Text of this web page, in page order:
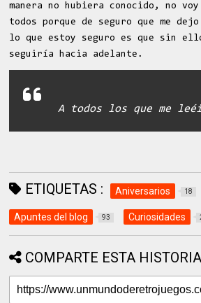
manera no hubiera conocido, no
todos porque de seguro que me
lo que estoy seguro es que sin
seguiría hacia adelante.
A todos los que me
ETIQUETAS : Aniversarios 18
Apuntes del blog 93 Curiosidades
COMPARTE ESTA